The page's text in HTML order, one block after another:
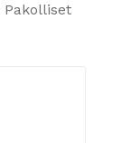
Pakolliset